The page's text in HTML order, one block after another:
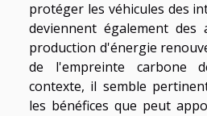
protéger les véhicules des
deviennent également des
production d'énergie
de l'empreinte carbone
contexte, il semble
les bénéfices que peut